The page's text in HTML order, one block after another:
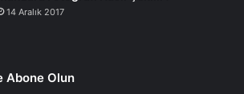
14 Aralık 2017
Abone Olun